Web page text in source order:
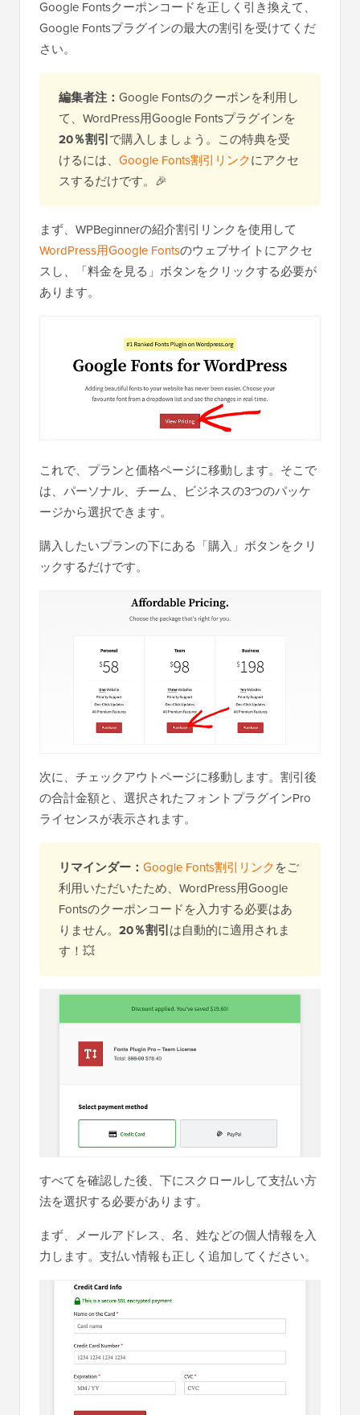
Google Fontsクーポンコードを正しく引き換えて、
Google Fontsプラグインの最大の割引を受けてくだ
さい。
編集者注： Google Fontsのクーポンを利用し
て、WordPress用Google Fontsプラグインを
20％割引で購入しましょう。この特典を受
けるには、 Google Fonts割引リンクにアクセ
スするだけです。🎉
まず、WPBeginnerの紹介割引リンクを使用して
WordPress用Google Fontsのウェブサイトにアクセ
スし、「料金を見る」ボタンをクリックする必要が
あります。
これで、プランと価格ページに移動します。そこで
は、パーソナル、チーム、ビジネスの3つのパッケ
ージから選択できます。
購入したいプランの下にある「購入」ボタンをクリ
ックするだけです。
次に、チェックアウトページに移動します。割引後
の合計金額と、選択されたフォントプラグインPro
ライセンスが表示されます。
リマインダー： Google Fonts割引リンクをご
利用いただいたため、WordPress用Google
Fontsのクーポンコードを入力する必要はあ
りません。 20％割引は自動的に適用されま
す！💥
すべてを確認した後、下にスクロールして支払い方
法を選択する必要があります。
まず、メールアドレス、名、姓などの個人情報を入
力します。支払い情報も正しく追加してください。